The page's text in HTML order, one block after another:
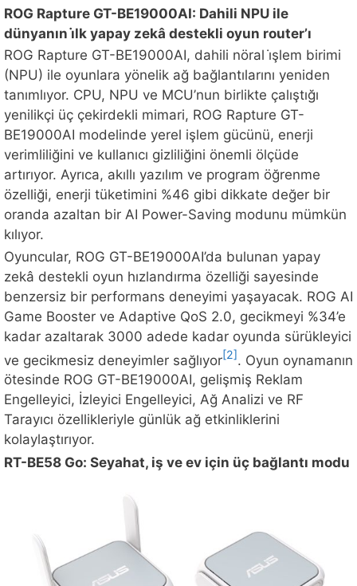
ROG Rapture GT-BE19000AI: Dahili NPU ile
dünyanın i̇lk yapay zekâ destekli oyun router’ı
ROG Rapture GT-BE19000AI, dahili nöral i̇şlem birimi
(NPU) ile oyunlara yönelik ağ bağlantılarını yeniden
tanımlıyor. CPU, NPU ve MCU’nun birlikte çalıştığı
yenilikçi üç çekirdekli mimari, ROG Rapture GT-
BE19000AI modelinde yerel işlem gücünü, enerji
verimliliğini ve kullanıcı gizliliğini önemli ölçüde
artırıyor. Ayrıca, akıllı yazılım ve program öğrenme
özelliği, enerji tüketimini %46 gibi dikkate değer bir
oranda azaltan bir AI Power-Saving modunu mümkün
kılıyor.
Oyuncular, ROG GT-BE19000AI’da bulunan yapay
zekâ destekli oyun hızlandırma özelliği sayesinde
benzersiz bir performans deneyimi yaşayacak. ROG AI
Game Booster ve Adaptive QoS 2.0, gecikmeyi %34’e
kadar azaltarak 3000 adede kadar oyunda sürükleyici
ve gecikmesiz deneyimler sağlıyor[2]. Oyun oynamanın
ötesinde ROG GT-BE19000AI, gelişmiş Reklam
Engelleyici, İzleyici Engelleyici, Ağ Analizi ve RF
Tarayıcı özellikleriyle günlük ağ etkinliklerini
kolaylaştırıyor.
RT-BE58 Go: Seyahat, iş ve ev için üç bağlantı modu